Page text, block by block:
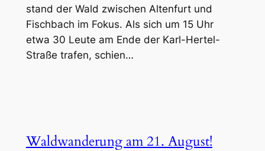
stand der Wald zwischen Altenfurt und
Fischbach im Fokus. Als sich um 15 Uhr
etwa 30 Leute am Ende der Karl-Hertel-
Straße trafen, schien…
Waldwanderung am 21. August!